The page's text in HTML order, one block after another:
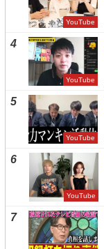
YouTube
4
YouTube
5
YouTube
6
YouTube
7